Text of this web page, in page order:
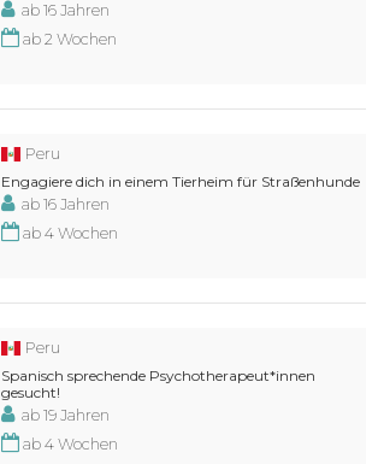
ab 16 Jahren
ab 2 Wochen
Peru
Engagiere dich in einem Tierheim für Straßenhunde
ab 16 Jahren
ab 4 Wochen
Peru
Spanisch sprechende Psychotherapeut*innen
gesucht!
ab 19 Jahren
ab 4 Wochen